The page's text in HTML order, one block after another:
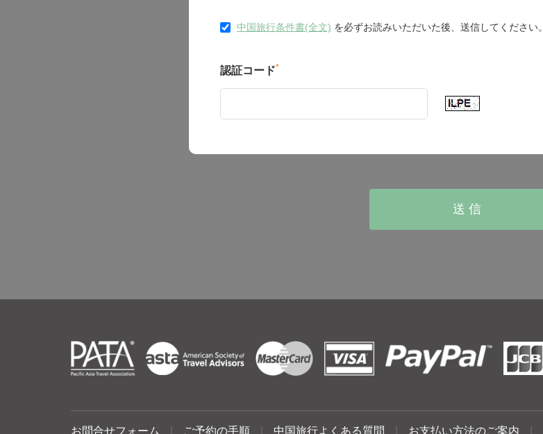
中国旅行条件書(全文) を必ずお読みいただいた後、送信してください。
認証コード*
お問合せフォーム ご予約の手順 中国旅行よくある質問 お支払い方法のご案内